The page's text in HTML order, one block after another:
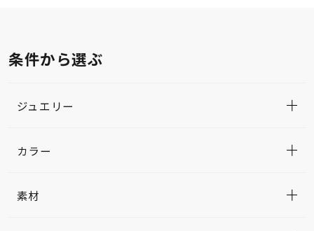
条件から選ぶ
ジュエリー
カラー
素材